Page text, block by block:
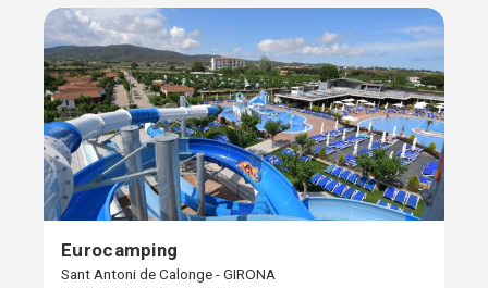
Eurocamping
Sant Antoni de Calonge - GIRONA